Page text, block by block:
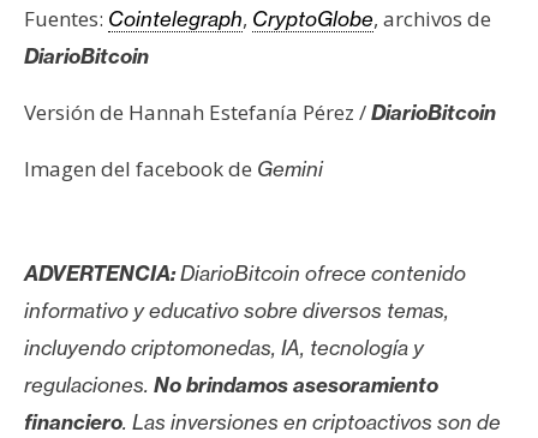
Fuentes: Cointelegraph, CryptoGlobe, archivos de
DiarioBitcoin
Versión de Hannah Estefanía Pérez /DiarioBitcoin
Imagen del facebook de Gemini
ADVERTENCIA:DiarioBitcoin ofrece contenido
informativo y educativo sobre diversos temas,
incluyendo criptomonedas, IA, tecnología y
regulaciones. No brindamos asesoramiento
financiero. Las inversiones en criptoactivos son de